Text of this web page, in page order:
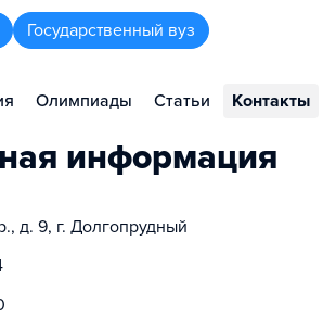
Государственный вуз
Олимпиады Статьи Контакты
информация
д. 9, г. Долгопрудный